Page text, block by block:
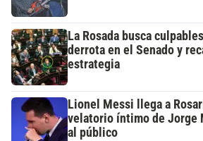
La Rosada busca
derrota en el Senado y
estrategia
Lionel Messi llega a
velatorio íntimo de Jorge
al público